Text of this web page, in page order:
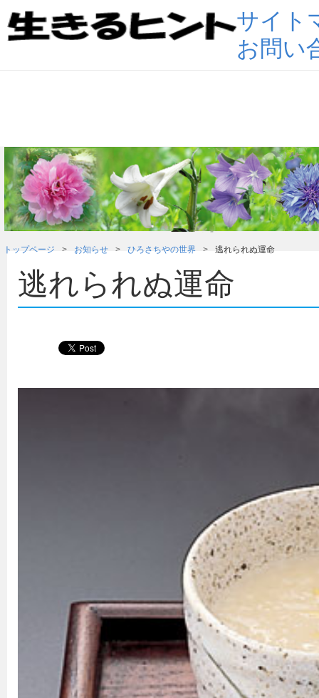
サイト
お問い
トップページ お知らせ ひろさちやの世界 逃れられぬ運命
逃れられぬ運命